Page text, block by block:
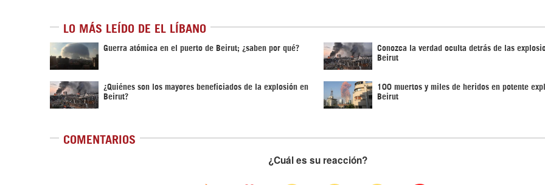
LO MÁS LEÍDO DE EL LÍBANO
Guerra atómica en el puerto de Beirut; ¿saben por qué? Conozca la verdad oculta detrás de las
Beirut
¿Quiénes son los mayores beneficiados de la explosión en
Beirut?
100 muertos y miles de heridos en potente
Beirut
COMENTARIOS